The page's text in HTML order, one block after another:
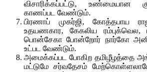
விசாரிக்கப்பட்டு, உண்மையான
காணப்பட வேண்டும்.
பிரணாப் முகர்ஜி, கோத்தபாய
உதயணகார, கேகலிய ரம்புக்வெல,
பொன்சேகா போன்றோர் நார்கோ
உட்பட வேண்டும்.
அமைக்கப்பட போகிற தமிழீழத்தை
மட்டுமே சர்வதேசம்